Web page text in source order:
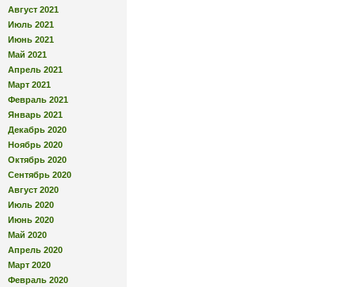
Август 2021
Июль 2021
Июнь 2021
Май 2021
Апрель 2021
Март 2021
Февраль 2021
Январь 2021
Декабрь 2020
Ноябрь 2020
Октябрь 2020
Сентябрь 2020
Август 2020
Июль 2020
Июнь 2020
Май 2020
Апрель 2020
Март 2020
Февраль 2020